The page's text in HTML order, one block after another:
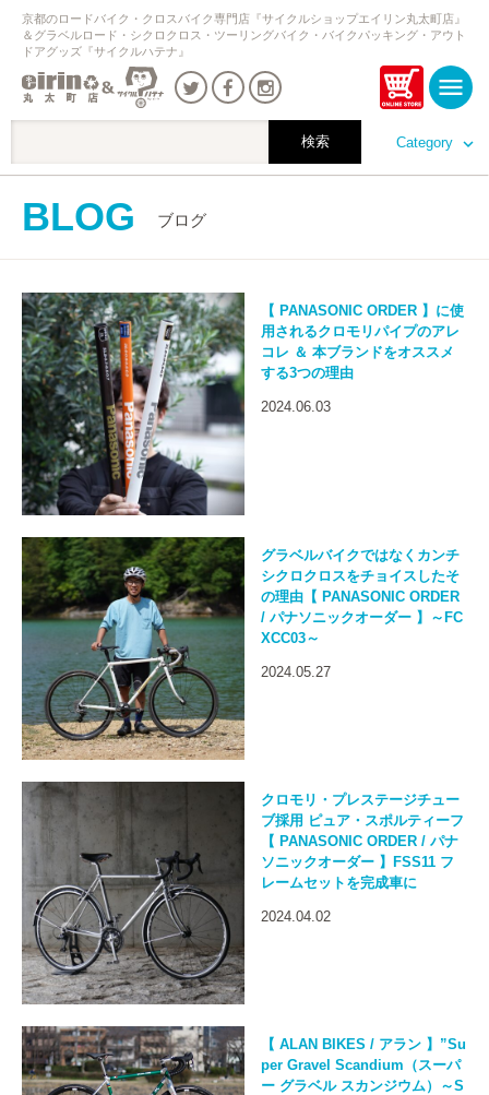
Category
京都のロードバイク・クロスバイク専門店『サイクルショップエイリン丸太町店』
＆グラベルロード・シクロクロス・ツーリングバイク・バイクパッキング・アウト
ドアグッズ『サイクルハテナ』
BLOG ブログ
【 PANASONIC ORDER 】に使
用されるクロモリパイプのアレ
コレ ＆ 本ブランドをオススメ
する3つの理由
2024.06.03
グラベルバイクではなくカンチ
シクロクロスをチョイスしたそ
の理由【 PANASONIC ORDER
/ パナソニックオーダー 】～FC
XCC03～
2024.05.27
クロモリ・プレステージチュー
ブ採用 ピュア・スポルティーフ
【 PANASONIC ORDER / パナ
ソニックオーダー 】FSS11 フ
レームセットを完成車に
2024.04.02
【 ALAN BIKES / アラン 】”Su
per Gravel Scandium（スーパ
ー グラベル スカンジウム）～S